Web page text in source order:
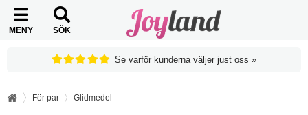
MENY SÖK
Se varför kunderna väljer just oss »
För par Glidmedel